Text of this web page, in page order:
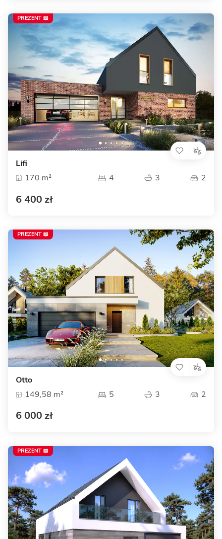
Lifi
170 m²
4 3 2
6 400 zł
PREZENT 📖
Otto
149,58 m²
5 3 2
6 000 zł
PREZENT 📖
PREZENT 📖